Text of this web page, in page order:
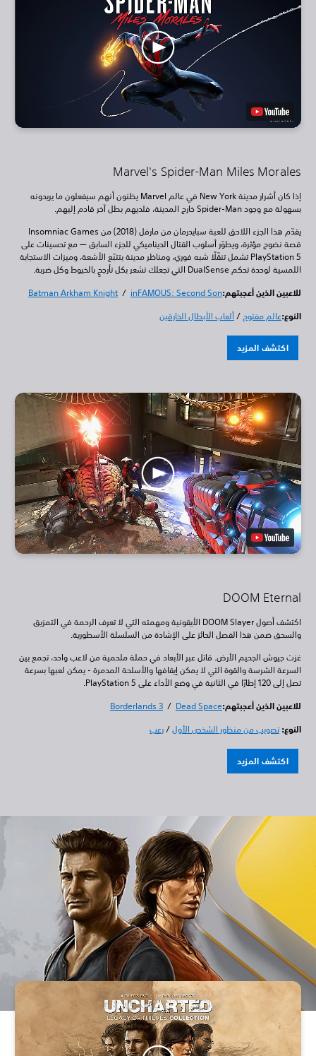
Marvel's Spider-Man Miles Morales
إذا كان أشرار مدينة New York في عالم Marvel يظنون أنهم سيفعلون ما يريدونه
بسهولة مع وجود Spider-Man خارج المدينة، فلديهم بطل آخر قادم إليهم.
يقدّم هذا الجزء اللاحق للعبة سبايدرمان من مارفل (2018) من Insomniac Games
قصة نضوج مؤثرة، ويطوّر أسلوب القتال الديناميكي للجزء السابق — مع تحسينات على
PlayStation 5 تشمل تنقّلًا شبه فوري، ومناظر مدينة بتتبّع الأشعة، وميزات الاستجابة
اللمسية لوحدة تحكم DualSense التي تجعلك تشعر بكل تأرجحٍ بالخيوط وكل ضربة.
للاعبين الذين أعجبتهم: Batman Arkham Knight/inFAMOUS: Second Son
النوع:عالم مفتوح/ألعاب الأبطال الخارقين
اكتشف المزيد
DOOM Eternal
اكتشف أصول DOOM Slayer الأيقونية ومهمته التي لا تعرف الرحمة في التمزيق
والسحق ضمن هذا الفصل الحائز على الإشادة من السلسلة الأسطورية.
غزت جيوش الجحيم الأرض. قاتل عبر الأبعاد في حملة ملحمية من لاعب واحد، تجمع بين
السرعة الشرسة والقوة التي لا يمكن إيقافها والأسلحة المدمرة - يمكن لعبها بسرعة
تصل إلى 120 إطارًا في الثانية في وضع الأداء على PlayStation 5.
للاعبين الذين أعجبتهم: Borderlands 3/Dead Space
النوع:تصويب من منظور الشخص الأول/رعب
اكتشف المزيد